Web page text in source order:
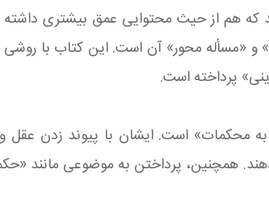
هم از حیث محتوایی عمق بیشتری داشته
و «مسأله محور» آن است. این کتاب با روشی
پرداخته است.
محکمات» است. ایشان با پیوند زدن عقل
همچنین، پرداختن به موضوعی مانند